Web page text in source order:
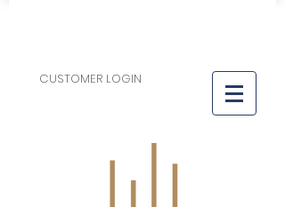
CUSTOMER LOGIN